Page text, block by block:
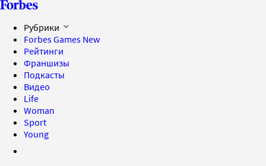
Рубрики
Forbes Games New
Рейтинги
Франшизы
Подкасты
Видео
Life
Woman
Sport
Young